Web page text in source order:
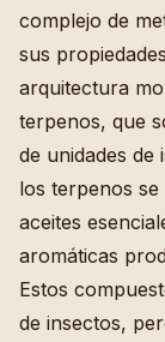
complejo de
sus
arquitectura
terpenos, que
de unidades de
los terpenos
aceites
aromáticas
Estos
de insectos,